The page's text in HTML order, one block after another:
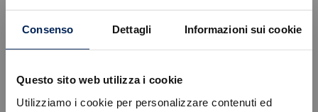
Consenso Dettagli Informazioni sui cookie
Questo sito web utilizza i cookie
Utilizziamo i cookie per personalizzare contenuti ed
Promozioni